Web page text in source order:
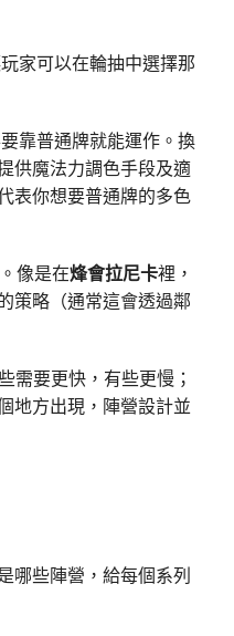
家可以在輪抽中選擇那
靠普通牌就能運作。換
供魔法力調色手段及適
表你想要普通牌的多色
像是在烽會拉尼卡裡，
策略（通常這會透過鄰
需要更快，有些更慢；
地方出現，陣營設計並
哪些陣營，給每個系列